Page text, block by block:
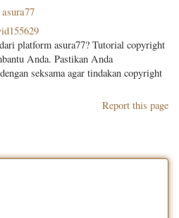
platform asura77? Tutorial copyright
Anda. Pastikan Anda
seksama agar tindakan copyright
Report this page